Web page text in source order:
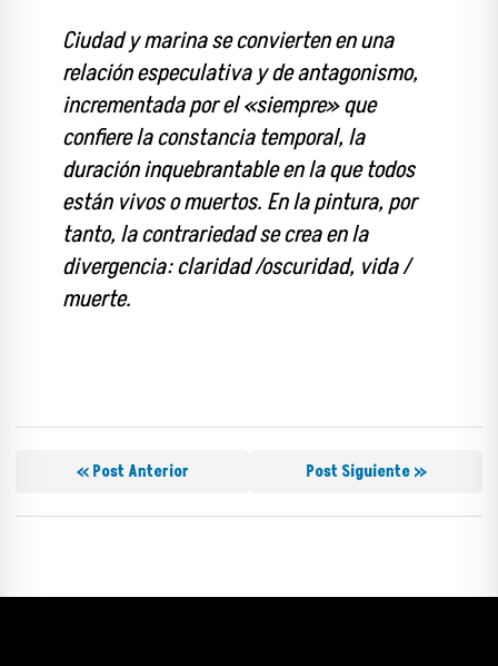
Ciudad y marina se convierten en una
relación especulativa y de antagonismo,
incrementada por el «siempre» que
confiere la constancia temporal, la
duración inquebrantable en la que todos
están vivos o muertos. En la pintura, por
tanto, la contrariedad se crea en la
divergencia: claridad /oscuridad, vida /
muerte.
« Post Anterior Post Siguiente »